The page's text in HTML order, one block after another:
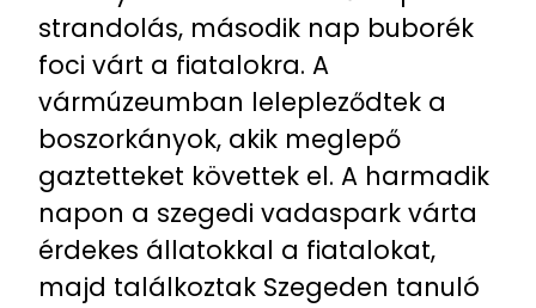
strandolás, második nap buborék
foci várt a fiatalokra. A
vármúzeumban lelepleződtek a
boszorkányok, akik meglepő
gaztetteket követtek el. A harmadik
napon a szegedi vadaspark várta
érdekes állatokkal a fiatalokat,
majd találkoztak Szegeden tanuló